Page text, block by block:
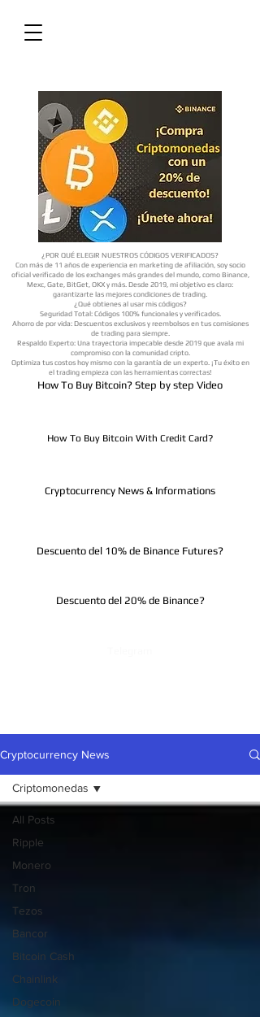
How To Buy Bitcoin? Step by step Video
How To Buy Bitcoin With Credit Card?
Cryptocurrency News & Informations
Descuento del 20% de Binance?
Descuento del 10% de Binance Futures?
¿POR QUÉ ELEGIR NUESTROS CÓDIGOS VERIFICADOS?
Con más de 11 años de experiencia en marketing de afiliación, soy socio
oficial verificado de los exchanges más grandes del mundo, como Binance,
Mexc, Gate, BitGet, OKX y más. Desde 2019, mi objetivo es claro:
garantizarte las mejores condiciones de trading.
¿Qué obtienes al usar mis códigos?
Seguridad Total: Códigos 100% funcionales y verificados.
Ahorro de por vida: Descuentos exclusivos y reembolsos en tus comisiones
de trading para siempre.
Respaldo Experto: Una trayectoria impecable desde 2019 que avala mi
compromiso con la comunidad cripto.
Optimiza tus costos hoy mismo con la garantía de un experto. ¡Tu éxito en
el trading empieza con las herramientas correctas!
Cryptocurrency News
All Posts
Ripple
Monero
Tron
Tezos
Bancor
Bitcoin Cash
Chainlink
Dogecoin
Criptomonedas